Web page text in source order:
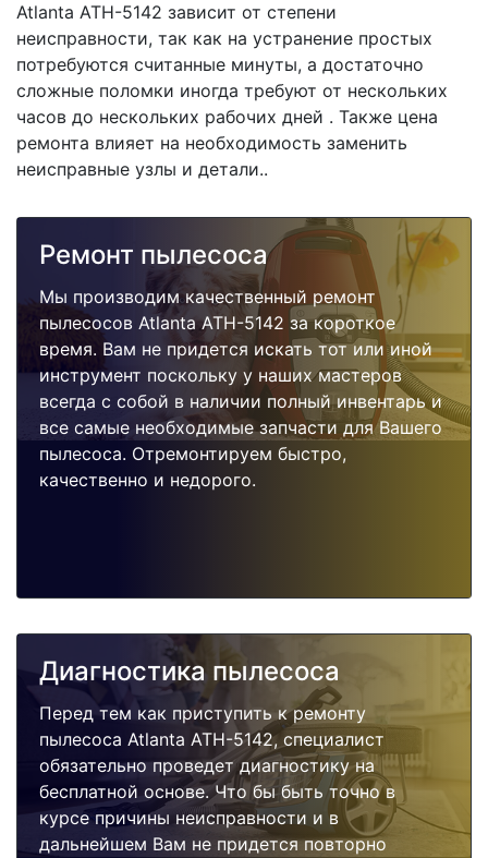
Atlanta ATH-5142 зависит от степени
неисправности, так как на устранение простых
потребуются считанные минуты, а достаточно
сложные поломки иногда требуют от нескольких
часов до нескольких рабочих дней . Также цена
ремонта влияет на необходимость заменить
неисправные узлы и детали..
Ремонт пылесоса
Мы производим качественный ремонт
пылесосов Atlanta ATH-5142 за короткое
время. Вам не придется искать тот или иной
инструмент поскольку у наших мастеров
всегда с собой в наличии полный инвентарь и
все самые необходимые запчасти для Вашего
пылесоса. Отремонтируем быстро,
качественно и недорого.
Диагностика пылесоса
Перед тем как приступить к ремонту
пылесоса Atlanta ATH-5142, специалист
обязательно проведет диагностику на
бесплатной основе. Что бы быть точно в
курсе причины неисправности и в
дальнейшем Вам не придется повторно